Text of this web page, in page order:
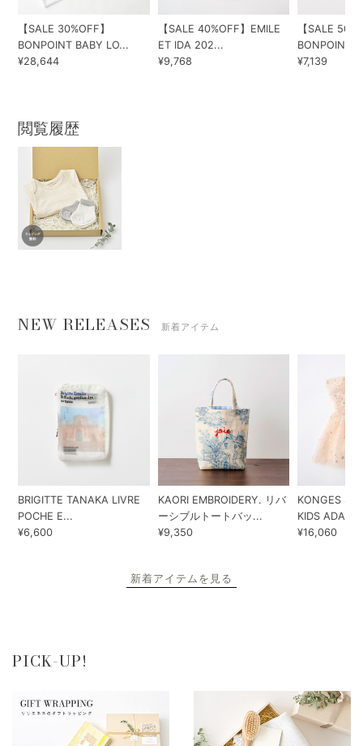
【SALE 30%OFF】
BONPOINT BABY LO...
¥28,644
【SALE 40%OFF】EMILE
ET IDA 202...
¥9,768
【SALE
BONPOINT
¥7,139
閲覧履歴
NEW RELEASES 新着アイテム
BRIGITTE TANAKA LIVRE
POCHE E...
¥6,600
KAORI EMBROIDERY. リバ
ーシブルトートバッ...
¥9,350
KONGES
KIDS ADA...
¥16,060
新着アイテムを見る
PICK-UP!